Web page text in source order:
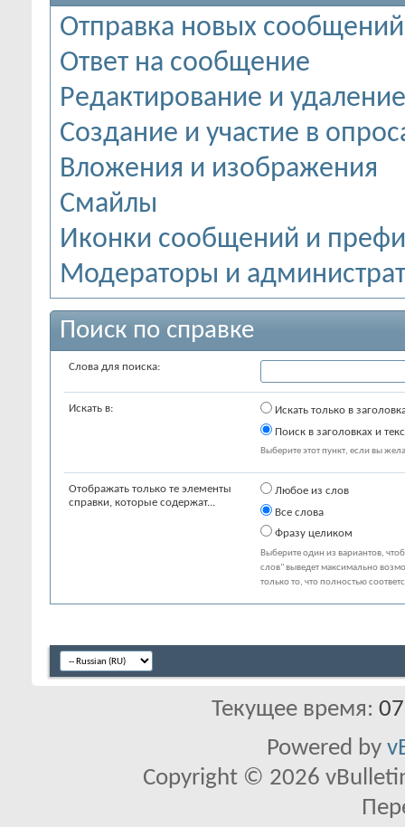
Отправка новых сообщений
Ответ на сообщение
Редактирование и
Создание и участие в
Вложения и изображения
Смайлы
Иконки сообщений и
Модераторы и
Поиск по справке
Слова для поиска:
Искать в:
Искать только в
Поиск в заголовках и
Выберите этот пункт, если вы
Отображать только те элементы
справки, которые содержат...
Любое из слов
Все слова
Фразу целиком
Выберите один из вариантов,
слов" выведет максимально
только то, что полностью
Текущее время:
Powered by
Copyright © 2026